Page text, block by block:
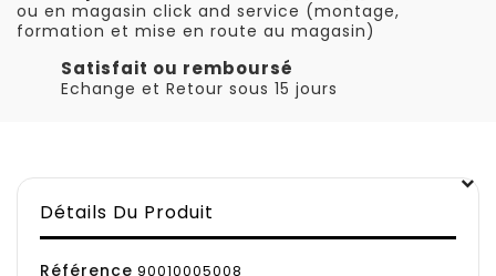
ou en magasin click and service (montage,
formation et mise en route au magasin)
Satisfait ou remboursé
Echange et Retour sous 15 jours
Détails Du Produit
Référence 90010005008